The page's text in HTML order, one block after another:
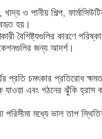
ও পানীয় শিল্প,
হয়।
বৈশিষ্ট্যগুলির কারণে
জন্য আদর্শ।
প্রতি চমৎকার প্রতিরোধ
যাওয়া এবং গঠনের ঝুঁকি হ্রাস
পরিসীমা মধ্যে ভাল তাপ